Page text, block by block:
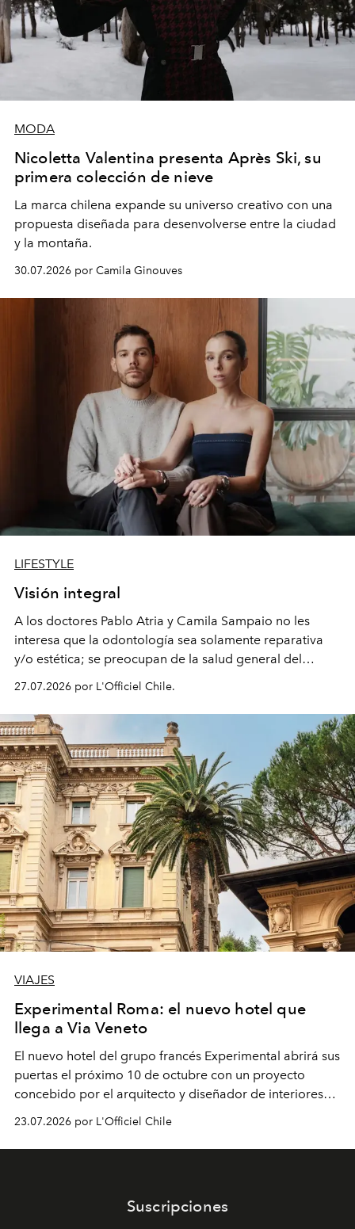
MODA
Nicoletta Valentina presenta Après Ski, su
primera colección de nieve
La marca chilena expande su universo creativo con una
propuesta diseñada para desenvolverse entre la ciudad
y la montaña.
30.07.2026 por Camila Ginouves
LIFESTYLE
Visión integral
A los doctores Pablo Atria y Camila Sampaio no les
interesa que la odontología sea solamente reparativa
y/o estética; se preocupan de la salud general del
paciente y entienden la prevención como una arista
intransable.
27.07.2026 por L'Officiel Chile.
VIAJES
Experimental Roma: el nuevo hotel que
llega a Via Veneto
El nuevo hotel del grupo francés Experimental abrirá sus
puertas el próximo 10 de octubre con un proyecto
concebido por el arquitecto y diseñador de interiores
Rodolphe Parente. La propuesta incluirá un restaurante
a cargo del chef Giovanni Passerini y una
reinterpretación del legado estético de la capital
23.07.2026 por L'Officiel Chile
Suscripciones